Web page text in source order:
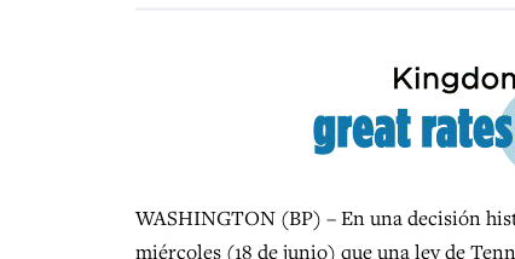
WASHINGTON (BP) – En una decisión
miércoles (18 de junio) que una ley de